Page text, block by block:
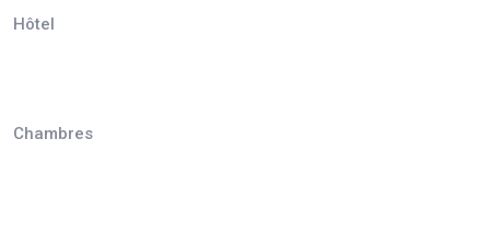
Hôtel
Chambres